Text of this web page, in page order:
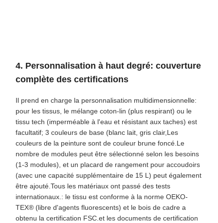
4. Personnalisation à haut degré: couverture
complète des certifications
Il prend en charge la personnalisation multidimensionnelle:
pour les tissus, le mélange coton-lin (plus respirant) ou le
tissu tech (imperméable à l'eau et résistant aux taches) est
facultatif; 3 couleurs de base (blanc lait, gris clair,Les
couleurs de la peinture sont de couleur brune foncé.Le
nombre de modules peut être sélectionné selon les besoins
(1-3 modules), et un placard de rangement pour accoudoirs
(avec une capacité supplémentaire de 15 L) peut également
être ajouté.Tous les matériaux ont passé des tests
internationaux.: le tissu est conforme à la norme OEKO-
TEX® (libre d'agents fluorescents) et le bois de cadre a
obtenu la certification FSC.et les documents de certification